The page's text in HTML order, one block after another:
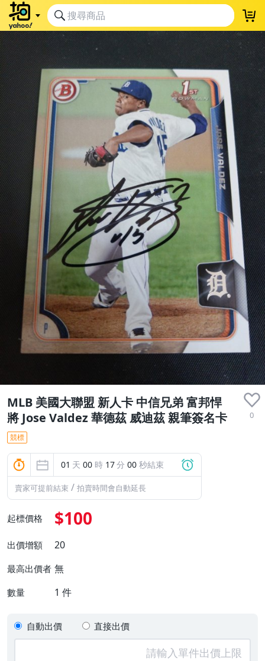
MLB 美國大聯盟 新人卡 中信兄弟 富邦悍
將 Jose Valdez 華德茲 威迪茲 親筆簽名卡
0
競標
01 天 00 時 16分 59 秒結束
賣家可提前結束 / 拍賣時間會自動延長
起標價格 $100
出價增額 20
最高出價者 無
數量 1 件
自動出價 直接出價